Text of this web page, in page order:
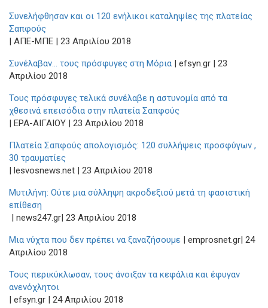
Συνελήφθησαν και οι 120 ενήλικοι καταληψίες της πλατείας
Σαπφούς
| ΑΠΕ-ΜΠΕ | 23 Απριλίου 2018
Συνέλαβαν... τους πρόσφυγες στη Μόρια | efsyn.gr | 23
Απριλίου 2018
Τους πρόσφυγες τελικά συνέλαβε η αστυνομία από τα
χθεσινά επεισόδια στην πλατεία Σαπφούς
| ΕΡΑ-ΑΙΓΑΙΟΥ | 23 Απριλίου 2018
Πλατεία Σαπφούς απολογισμός: 120 συλλήψεις προσφύγων ,
30 τραυματίες
| lesvosnews.net | 23 Απριλίου 2018
Μυτιλήνη: Ούτε μια σύλληψη ακροδεξιού μετά τη φασιστική
επίθεση​
| news247.gr| 23 Απριλίου 2018
Μια νύχτα που δεν πρέπει να ξαναζήσουμε | emprosnet.gr| 24
Απριλίου 2018
Τους περικύκλωσαν, τους άνοιξαν τα κεφάλια και έφυγαν
ανενόχλητοι
| efsyn.gr | 24 Απριλίου 2018